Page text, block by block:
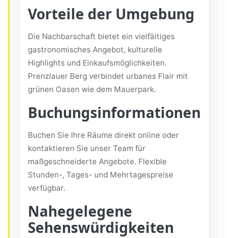
Vorteile der Umgebung
Die Nachbarschaft bietet ein vielfältiges
gastronomisches Angebot, kulturelle
Highlights und Einkaufsmöglichkeiten.
Prenzlauer Berg verbindet urbanes Flair mit
grünen Oasen wie dem Mauerpark.
Buchungsinformationen
Buchen Sie Ihre Räume direkt online oder
kontaktieren Sie unser Team für
maßgeschneiderte Angebote. Flexible
Stunden-, Tages- und Mehrtagespreise
verfügbar.
Nahegelegene
Sehenswürdigkeiten